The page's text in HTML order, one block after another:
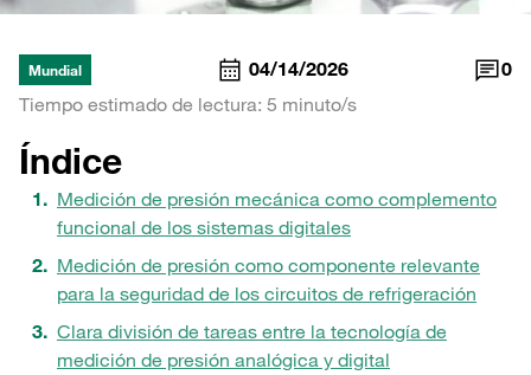
Mundial 04/14/2026
0
Tiempo estimado de lectura: 5 minuto/s
Índice
Medición de presión mecánica como complemento
funcional de los sistemas digitales
Medición de presión como componente relevante
para la seguridad de los circuitos de refrigeración
Clara división de tareas entre la tecnología de
medición de presión analógica y digital